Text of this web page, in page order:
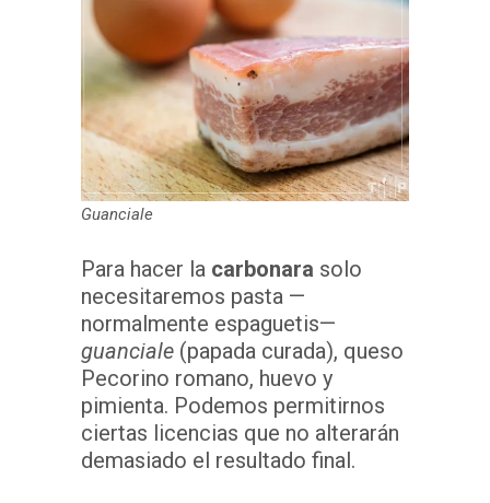
Guanciale
Para hacer la carbonara solo
necesitaremos pasta —
normalmente espaguetis—
guanciale (papada curada), queso
Pecorino romano, huevo y
pimienta. Podemos permitirnos
ciertas licencias que no alterarán
demasiado el resultado final.